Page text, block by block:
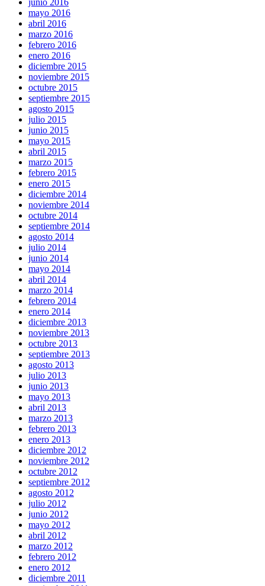
junio 2016
mayo 2016
abril 2016
marzo 2016
febrero 2016
enero 2016
diciembre 2015
noviembre 2015
octubre 2015
septiembre 2015
agosto 2015
julio 2015
junio 2015
mayo 2015
abril 2015
marzo 2015
febrero 2015
enero 2015
diciembre 2014
noviembre 2014
octubre 2014
septiembre 2014
agosto 2014
julio 2014
junio 2014
mayo 2014
abril 2014
marzo 2014
febrero 2014
enero 2014
diciembre 2013
noviembre 2013
octubre 2013
septiembre 2013
agosto 2013
julio 2013
junio 2013
mayo 2013
abril 2013
marzo 2013
febrero 2013
enero 2013
diciembre 2012
noviembre 2012
octubre 2012
septiembre 2012
agosto 2012
julio 2012
junio 2012
mayo 2012
abril 2012
marzo 2012
febrero 2012
enero 2012
diciembre 2011